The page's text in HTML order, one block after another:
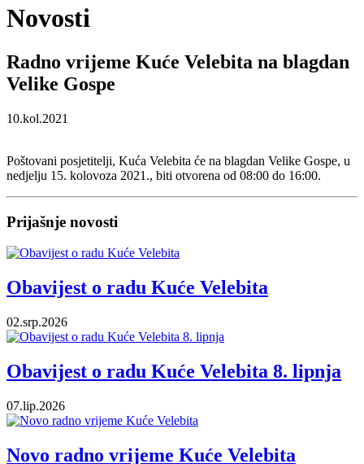
Novosti
Radno vrijeme Kuće Velebita na blagdan
Velike Gospe
10.kol.2021
Poštovani posjetitelji, Kuća Velebita će na blagdan Velike Gospe, u
nedjelju 15. kolovoza 2021., biti otvorena od 08:00 do 16:00.
Prijašnje novosti
Obavijest o radu Kuće Velebita
02.srp.2026
Obavijest o radu Kuće Velebita 8. lipnja
07.lip.2026
Novo radno vrijeme Kuće Velebita